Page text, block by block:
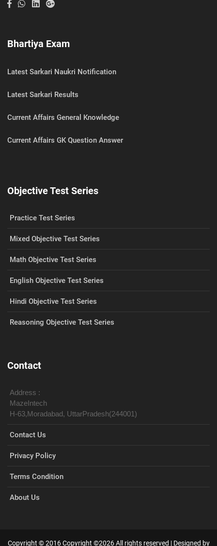
Bhartiya Exam
Latest Sarkari Naukri Notification
Latest Sarkari Results
Current Affairs General Knowledge
Current Affairs GK Question Answer
Objective Test Series
Practice Test Series
Mixed Objective Test Series
Math Objective Test Series
English Objective Test Series
Hindi Objective Test Series
Reasoning Objective Test Series
Contact
Address :
MazeIntech
H-63,Moradabad, UttarPradesh(244001)
Contact Us
Privacy Policy
Terms Condition
About Us
Copyright © 2016Copyright ©2026 All rights reserved | Designed by